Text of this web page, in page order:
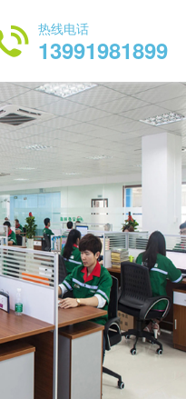
热线电话
13991981899